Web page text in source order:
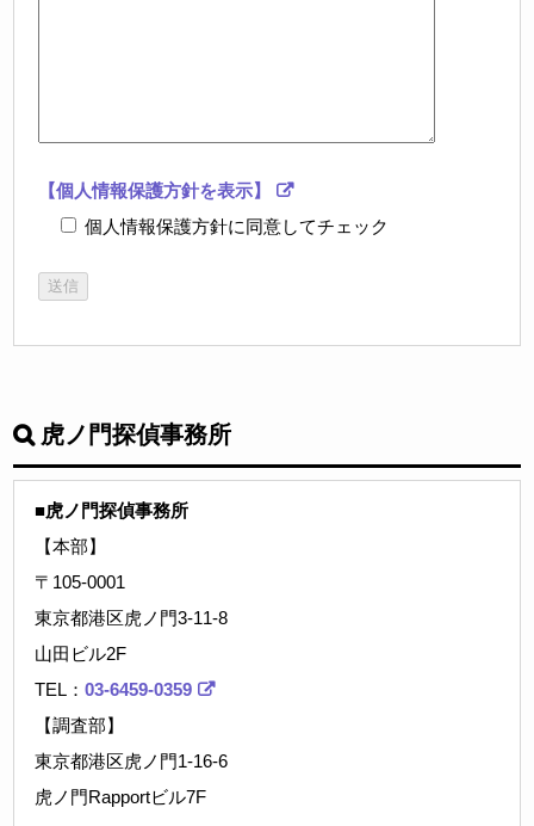
【個人情報保護方針を表示】
個人情報保護方針に同意してチェック
虎ノ門探偵事務所
■虎ノ門探偵事務所
【本部】
〒105-0001
東京都港区虎ノ門3-11-8
山田ビル2F
TEL：03-6459-0359
【調査部】
東京都港区虎ノ門1-16-6
虎ノ門Rapportビル7F